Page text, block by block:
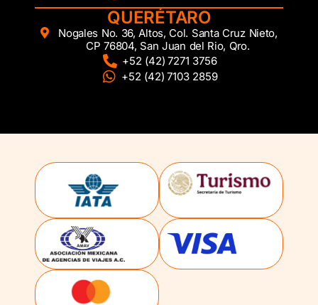
QUERÉTARO
Nogales No. 36, Altos, Col. Santa Cruz Nieto,
CP 76804, San Juan del Rio, Qro.
+52 (42) 7271 3756
+52 (42) 7103 2859